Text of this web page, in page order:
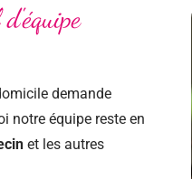
demande
notre équipe reste en
et les autres